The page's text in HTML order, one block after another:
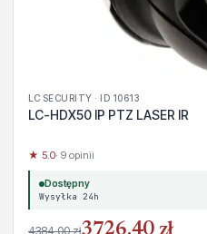
LC SECURITY · ID 10613
LC-HDX50 IP PTZ LASER IR
★ 5.0· 9 opinii
Dostępny
Wysyłka 24h
4384,00 zł